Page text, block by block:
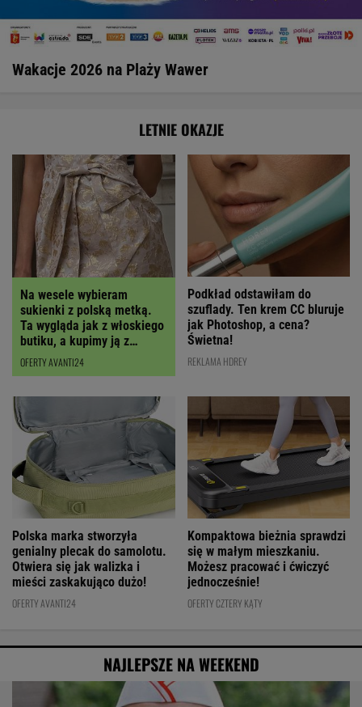
Wakacje 2026 na Plaży Wawer
LETNIE OKAZJE
Na wesele wybieram
sukienki z polską metką.
Ta wygląda jak z włoskiego
butiku, a kupimy ją z
RABATEM
OFERTY AVANTI24
Podkład odstawiłam do
szuflady. Ten krem CC bluruje
jak Photoshop, a cena?
Świetna!
REKLAMA HDREY
Polska marka stworzyła
genialny plecak do samolotu.
Otwiera się jak walizka i
mieści zaskakująco dużo!
OFERTY AVANTI24
Kompaktowa bieżnia sprawdzi
się w małym mieszkaniu.
Możesz pracować i ćwiczyć
jednocześnie!
OFERTY CZTERY KĄTY
NAJLEPSZE NA WEEKEND